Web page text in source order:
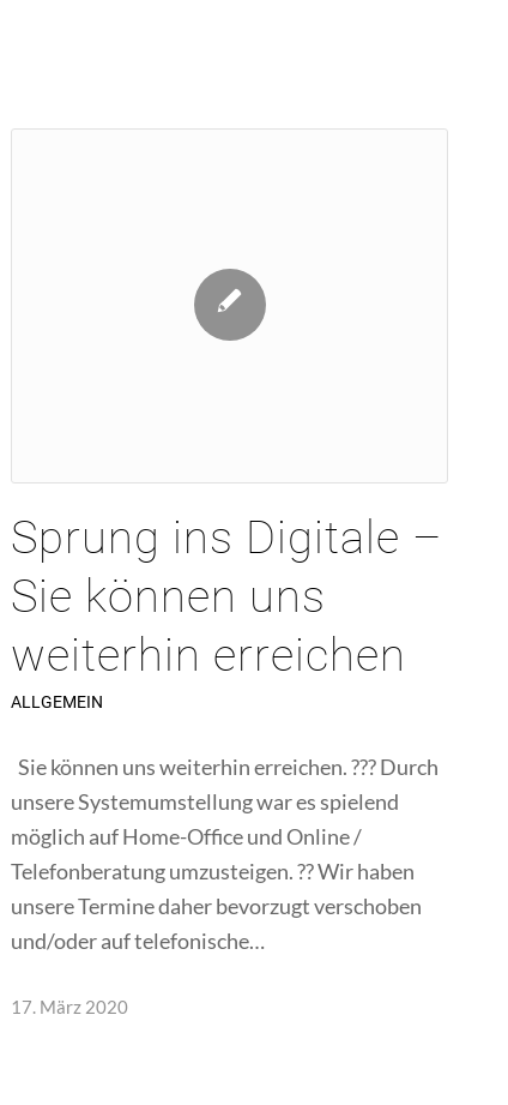
Sprung ins Digitale –
Sie können uns
weiterhin erreichen
ALLGEMEIN
Sie können uns weiterhin erreichen. ??? Durch
unsere Systemumstellung war es spielend
möglich auf Home-Office und Online /
Telefonberatung umzusteigen. ?? Wir haben
unsere Termine daher bevorzugt verschoben
und/oder auf telefonische…
17. März 2020